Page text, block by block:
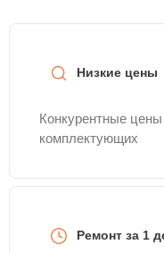
Низкие цены
Конкурентные
комплектующих
Ремонт за 1